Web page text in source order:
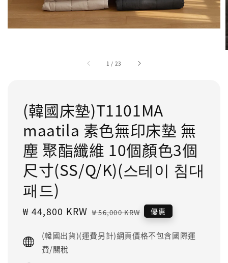
1 / 23
(韓國床墊)T1101MA
maatila 素色無印床墊 無
塵 聚酯纖維 10個顏色3個
尺寸(SS/Q/K)(스테이 침대
패드)
Sale
₩ 44,800 KRW Regular
₩ 56,000 KRW 優惠
(韓國出貨)(運費另計)網頁價格不包含國際運
費/關稅